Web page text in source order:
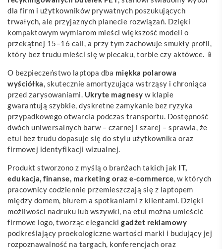
dla firm i użytkowników prywatnych poszukujących
trwałych, ale przyjaznych planecie rozwiązań. Dzięki
kompaktowym wymiarom mieści większość modeli o
przekątnej 15–16 cali, a przy tym zachowuje smukły profil,
który bez trudu mieści się w plecaku, torbie czy aktówce. 📱
O bezpieczeństwo laptopa dba miękka polarowa
wyściółka, skutecznie amortyzująca wstrząsy i chroniąca
przed zarysowaniami. Ukryte magnesy w klapie
gwarantują szybkie, dyskretne zamykanie bez ryzyka
przypadkowego otwarcia podczas transportu. Dostępność
dwóch uniwersalnych barw – czarnej i szarej – sprawia, że
etui bez trudu dopasuje się do stylu użytkownika oraz
firmowej identyfikacji wizualnej.
Produkt stworzono z myślą o branżach takich jak IT,
edukacja, finanse, marketing oraz e-commerce, w których
pracownicy codziennie przemieszczają się z laptopem
między domem, biurem a spotkaniami z klientami. Dzięki
możliwości nadruku lub wszywki, na etui można umieścić
firmowe logo, tworząc elegancki gadżet reklamowy
podkreślający proekologiczne wartości marki i budujący jej
rozpoznawalność na targach, konferencjach oraz